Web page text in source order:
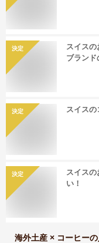
決定
スイス
ブランド
決定
スイス
決定
スイス
い！
海外土産 × コーヒー